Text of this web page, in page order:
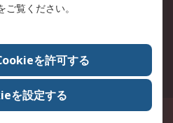
コーポレートサイト
RSの歴史
認証について
区神戸町134番地 横浜ビジネスパーク ウ
ご覧ください。
を許可する
を設定する